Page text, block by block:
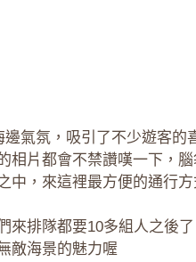
氣氛，吸引了不少遊客的
相片都會不禁讚嘆一下，
中，來這裡最方便的通行
來排隊都要10多組人之後
敵海景的魅力喔